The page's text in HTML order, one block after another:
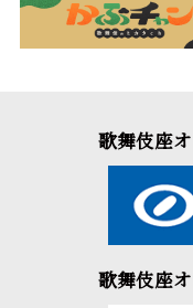
歌舞伎座
歌舞伎座